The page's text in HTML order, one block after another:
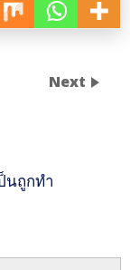
Next
นถูกทำ